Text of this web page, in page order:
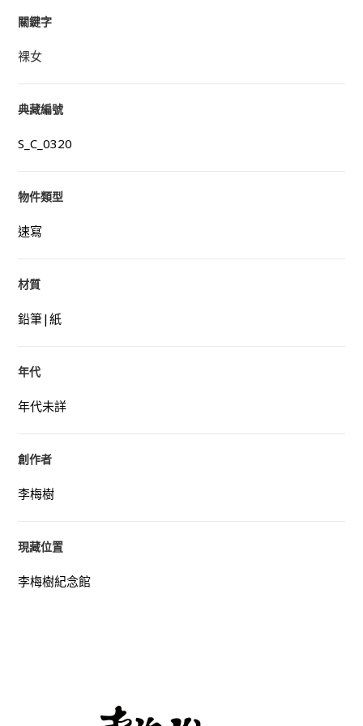
關鍵字
裸女
典藏編號
S_C_0320
物件類型
速寫
材質
鉛筆|紙
年代
年代未詳
創作者
李梅樹
現藏位置
李梅樹紀念館